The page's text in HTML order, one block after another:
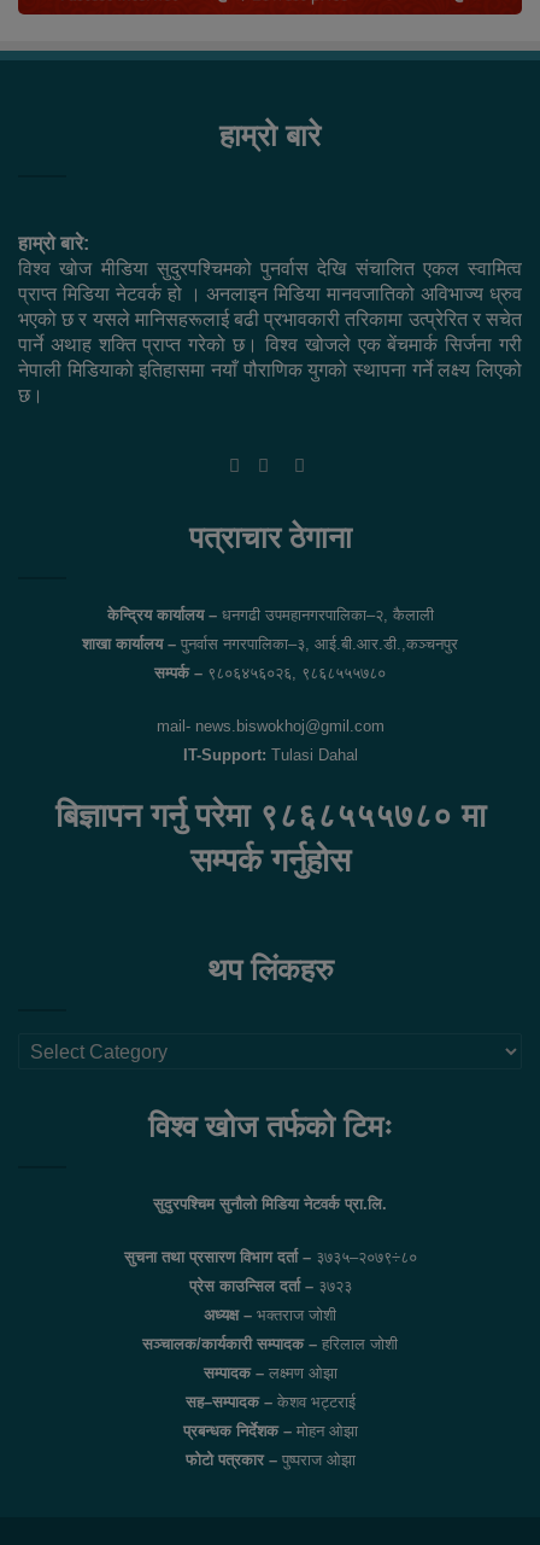
हाम्रो बारे
हाम्रो बारे:
विश्व खोज मीडिया सुदुरपश्चिमको पुनर्वास देखि संचालित एकल स्वामित्व
प्राप्त मिडिया नेटवर्क हो । अनलाइन मिडिया मानवजातिको अविभाज्य ध्रुव
भएको छ र यसले मानिसहरूलाई बढी प्रभावकारी तरिकामा उत्प्रेरित र सचेत
पार्ने अथाह शक्ति प्राप्त गरेको छ। विश्व खोजले एक बेंचमार्क सिर्जना गरी
नेपाली मिडियाको इतिहासमा नयाँ पौराणिक युगको स्थापना गर्ने लक्ष्य लिएको
छ।
Facebook
Twitter
पत्राचार ठेगाना
केन्द्रिय कार्यालय –धनगढी उपमहानगरपालिका–२, कैलाली
शाखा कार्यालय – पुनर्वास नगरपालिका–३, आई.बी.आर.डी.,कञ्चनपुर
सम्पर्क – ९८०६४५६०२६, ९८६८५५५७८०
mail- news.biswokhoj@gmil.com
IT-Support: Tulasi Dahal
बिज्ञापन गर्नु परेमा ९८६८५५५७८० मा
सम्पर्क गर्नुहोस
थप लिंकहरु
थप
विश्व खोज तर्फको टिमः
सुदुरपश्चिम सुनौलो मिडिया नेटवर्क प्रा.लि.
सुचना तथा प्रसारण विभाग दर्ता – ३७३५–२०७९÷८०
प्रेस काउन्सिल दर्ता – ३७२३
अध्यक्ष – भक्तराज जोशी
सञ्चालक/कार्यकारी सम्पादक – हरिलाल जोशी
सम्पादक –लक्ष्मण ओझा
सह–सम्पादक –केशव भट्टराई
प्रबन्धक निर्देशक –मोहन ओझा
फोटो पत्रकार –पुष्पराज ओझा